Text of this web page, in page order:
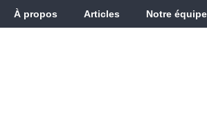
À propos Articles Notre équipe